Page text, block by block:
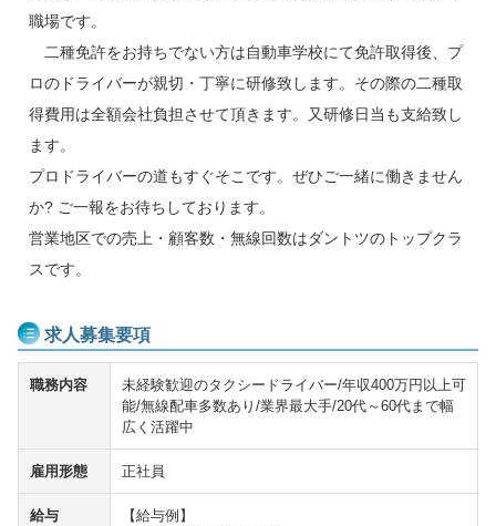
職場です。
二種免許をお持ちでない方は自動車学校にて免許取得後、プ
ロのドライバーが親切・丁寧に研修致します。その際の二種取
得費用は全額会社負担させて頂きます。又研修日当も支給致し
ます。
プロドライバーの道もすぐそこです。ぜひご一緒に働きません
か? ご一報をお待ちしております。
営業地区での売上・顧客数・無線回数はダントツのトップクラ
スです。
求人募集要項
職務内容
未経験歓迎のタクシードライバー/年収400万円以上可
能/無線配車多数あり/業界最大手/20代～60代まで幅
広く活躍中
雇用形態 正社員
給与
【給与例】